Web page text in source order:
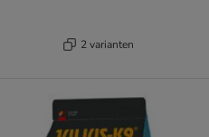
2 varianten